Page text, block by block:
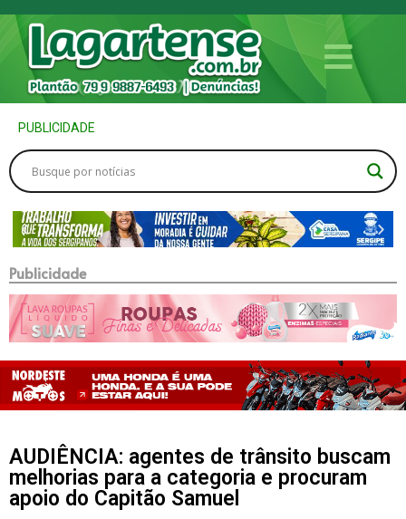
PUBLICIDADE
Publicidade
AUDIÊNCIA: agentes de trânsito buscam
melhorias para a categoria e procuram
apoio do Capitão Samuel